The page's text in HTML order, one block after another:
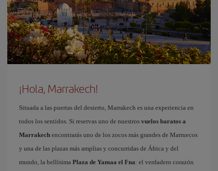
¡Hola, Marrakech!
Situada a las puertas del desierto, Marrakech es una experiencia en
todos los sentidos. Si reservas uno de nuestros vuelos baratos a
Marrakech encontrarás uno de los zocos más grandes de Marruecos
y una de las plazas más amplias y concurridas de África y del
mundo, la bellísima Plaza de Yamaa el Fna: el verdadero corazón